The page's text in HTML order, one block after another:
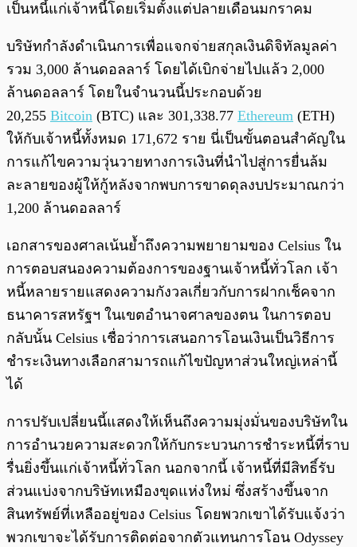
เป็นหนี้แก่เจ้าหนี้โดยเริ่มตั้งแต่ปลายเดือนมกราคม
บริษัทกำลังดำเนินการเพื่อแจกจ่ายสกุลเงินดิจิทัลมูลค่า
รวม 3,000 ล้านดอลลาร์ โดยได้เบิกจ่ายไปแล้ว 2,000
ล้านดอลลาร์ โดยในจำนวนนี้ประกอบด้วย
20,255 Bitcoin (BTC) และ 301,338.77 Ethereum (ETH)
ให้กับเจ้าหนี้ทั้งหมด 171,672 ราย นี่เป็นขั้นตอนสำคัญใน
การแก้ไขความวุ่นวายทางการเงินที่นำไปสู่การยื่นล้ม
ละลายของผู้ให้กู้หลังจากพบการขาดดุลงบประมาณกว่า
1,200 ล้านดอลลาร์
เอกสารของศาลเน้นย้ำถึงความพยายามของ Celsius ใน
การตอบสนองความต้องการของฐานเจ้าหนี้ทั่วโลก เจ้า
หนี้หลายรายแสดงความกังวลเกี่ยวกับการฝากเช็คจาก
ธนาคารสหรัฐฯ ในเขตอำนาจศาลของตน ในการตอบ
กลับนั้น Celsius เชื่อว่าการเสนอการโอนเงินเป็นวิธีการ
ชำระเงินทางเลือกสามารถแก้ไขปัญหาส่วนใหญ่เหล่านี้
ได้
การปรับเปลี่ยนนี้แสดงให้เห็นถึงความมุ่งมั่นของบริษัทใน
การอำนวยความสะดวกให้กับกระบวนการชำระหนี้ที่ราบ
รื่นยิ่งขึ้นแก่เจ้าหนี้ทั่วโลก นอกจากนี้ เจ้าหนี้ที่มีสิทธิ์รับ
ส่วนแบ่งจากบริษัทเหมืองขุดแห่งใหม่ ซึ่งสร้างขึ้นจาก
สินทรัพย์ที่เหลืออยู่ของ Celsius โดยพวกเขาได้รับแจ้งว่า
พวกเขาจะได้รับการติดต่อจากตัวแทนการโอน Odyssey